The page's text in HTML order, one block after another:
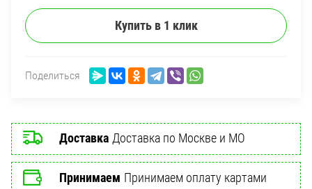
Купить в 1 клик
Поделиться
Доставка Доставка по Москве и МО
Принимаем Принимаем оплату картами